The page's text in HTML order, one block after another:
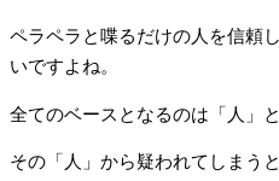
ペラペラと喋るだけの人を信頼
いですよね。
全てのベースとなるのは「人」
その「人」から疑われてしまう